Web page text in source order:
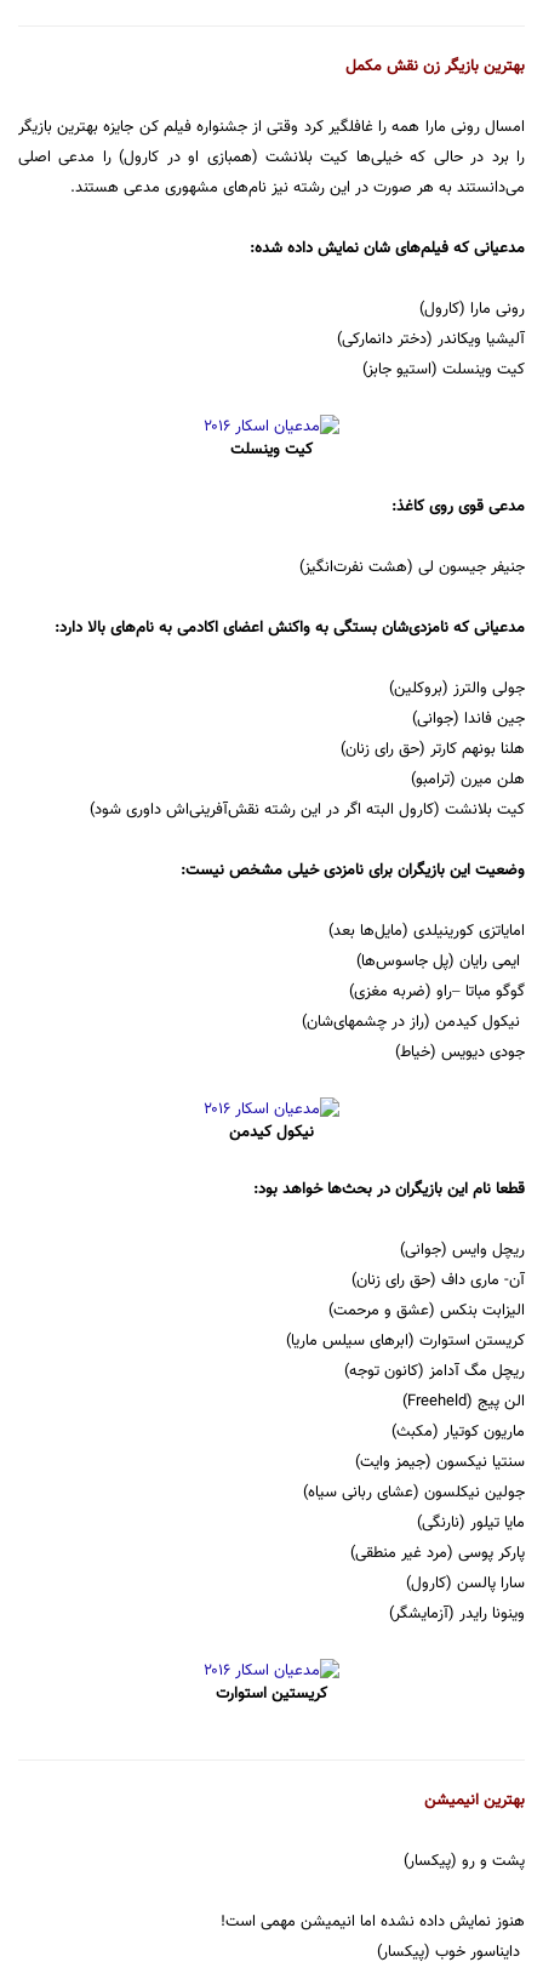
بهترین بازیگر زن نقش مکمل
امسال رونی مارا همه را غافلگیر کرد وقتی از جشنواره فیلم کن جایزه بهترین بازیگر
را برد در حالی که خیلی‌ها کیت بلانشت (همبازی او در کارول) را مدعی اصلی
می‌دانستند به هر صورت در این رشته نیز نام‌های مشهوری مدعی هستند.
مدعیانی که فیلم‌های شان نمایش داده شده:
رونی مارا (کارول)
آلیشیا ویکاندر (دختر دانمارکی)
کیت وینسلت (استیو جابز)
کیت وینسلت
مدعی قوی روی کاغذ:
جنیفر جیسون لی (هشت نفرت‌انگیز)
مدعیانی که نامزدی‌شان بستگی به واکنش اعضای اکادمی به نام‌های بالا دارد:
جولی والترز (بروکلین)
جین فاندا (جوانی)
هلنا بونهم کارتر (حق رای زنان)
هلن میرن (ترامبو)
کیت بلانشت (کارول البته اگر در این رشته نقش‌آفرینی‌اش داوری شود)
وضعیت این بازیگران برای نامزدی خیلی مشخص نیست:
امایاتزی کورینیلدی (مایل‌ها بعد)
ایمی رایان (پل جاسوس‌ها)
گوگو مباتا –راو (ضربه مغزی)
نیکول کیدمن (راز در چشمهای‌شان)
جودی دیویس (خیاط)
نیکول کیدمن
قطعا نام این بازیگران در بحث‌ها خواهد بود:
ریچل وایس (جوانی)
آن- ماری داف (حق رای زنان)
الیزابت بنکس (عشق و مرحمت)
کریستن استوارت (ابرهای سیلس ماریا)
ریچل مگ آدامز (کانون توجه)
الن پیج (Freeheld)
ماریون کوتیار (مکبث)
سنتیا نیکسون (جیمز وایت)
جولین نیکلسون (عشای ربانی سیاه)
مایا تیلور (نارنگی)
پارکر پوسی (مرد غیر منطقی)
سارا پالسن (کارول)
وینونا رایدر (آزمایشگر)
کریستین استوارت
بهترین انیمیشن
پشت و رو (پیکسار)
هنوز نمایش داده نشده اما انیمیشن مهمی است!
دایناسور خوب (پیکسار)